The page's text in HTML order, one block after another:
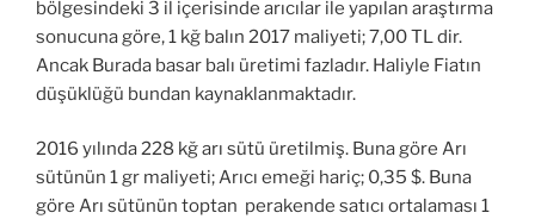
bölgesindeki 3 il içerisinde arıcılar ile yapılan araştırma
sonucuna göre, 1 kğ balın 2017 maliyeti; 7,00 TL dir.
Ancak Burada basar balı üretimi fazladır. Haliyle Fiatın
düşüklüğü bundan kaynaklanmaktadır.
2016 yılında 228 kğ arı sütü üretilmiş. Buna göre Arı
sütünün 1 gr maliyeti; Arıcı emeği hariç; 0,35 $. Buna
göre Arı sütünün toptan perakende satıcı ortalaması 1